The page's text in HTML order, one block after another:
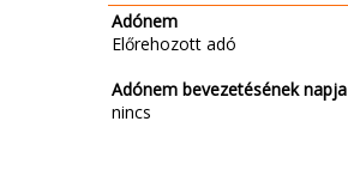
Adónem
Előrehozott adó
Adónem bevezetésének napja
nincs